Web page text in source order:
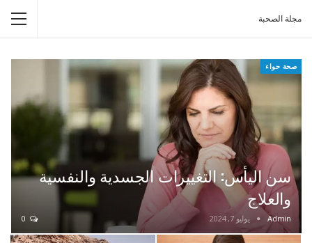
مجلة الصحبة
صحة حواء
سن اليأس: التغييرات الجسدية والنفسية
والعلاج
Admin يوليو 7, 2024